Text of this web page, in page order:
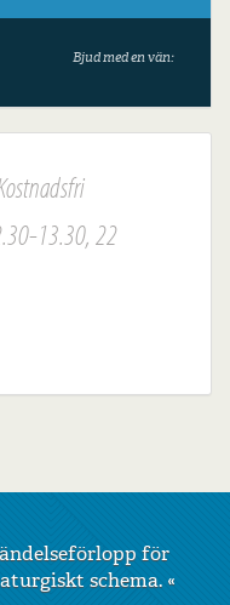
Bjud med en vän:
13.30, 22
för
schema. «